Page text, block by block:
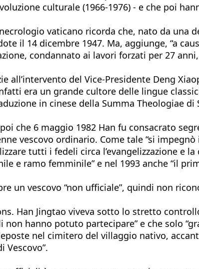
culturale (1966-1976) - e che poi
vaticano ricorda che, nato da una
il 14 dicembre 1947. Ma, aggiunge, “a
condannato ai lavori forzati per 27
all’intervento del Vice-Presidente Deng
era un grande cultore delle lingue
in cinese della Summa Theologiae di
che 6 maggio 1982 Han fu consacrato
vescovo ordinario. Come tale “si
tutti i fedeli circa l’evangelizzazione e
e ramo femminile” e nel 1993 anche “il
un vescovo “non ufficiale”, quindi non
Han Jingtao viveva sotto lo stretto
non hanno potuto partecipare” e che solo
nel cimitero del villaggio nativo,
Vescovo”.